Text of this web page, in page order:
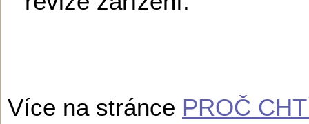
Více na stránce PROČ